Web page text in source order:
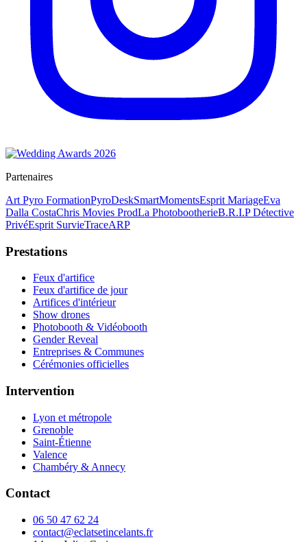
Partenaires
Art Pyro FormationPyroDeskSmartMomentsEsprit MariageEva
Dalla CostaChris Movies ProdLa PhotobootherieB.R.I.P Détective
PrivéEsprit SurvieTraceARP
Prestations
Feux d'artifice
Feux d'artifice de jour
Artifices d'intérieur
Show drones
Photobooth & Vidéobooth
Gender Reveal
Entreprises & Communes
Cérémonies officielles
Intervention
Lyon et métropole
Grenoble
Saint-Étienne
Valence
Chambéry & Annecy
Contact
06 50 47 62 24
contact@eclatsetincelants.fr